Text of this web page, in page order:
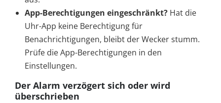
App-Berechtigungen eingeschränkt? Hat die
Uhr-App keine Berechtigung für
Benachrichtigungen, bleibt der Wecker stumm.
Prüfe die App-Berechtigungen in den
Einstellungen.
Der Alarm verzögert sich oder wird
überschrieben